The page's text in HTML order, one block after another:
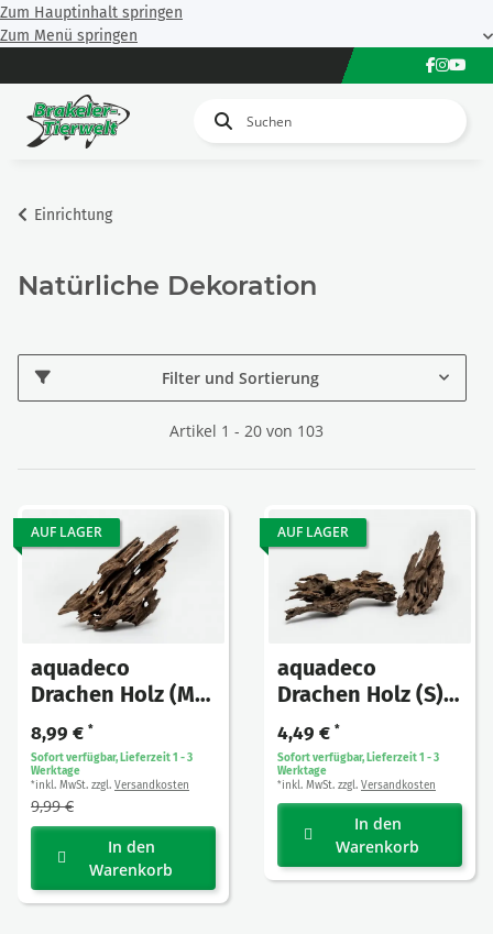
Zum Hauptinhalt springen
Zum Menü springen
Einrichtung
Natürliche Dekoration
Filter und Sortierung
Artikel 1 - 20 von 103
AUF LAGER
aquadeco
Drachen Holz (M)
0,35-0,6kg 1 Stück
8,99 € *
Sofort verfügbar, Lieferzeit 1 - 3
Werktage
*inkl. MwSt. zzgl. Versandkosten
9,99 €
In den
Warenkorb
AUF LAGER
aquadeco
Drachen Holz (S)
0,1-0,25kg 1 Stück
4,49 € *
Sofort verfügbar, Lieferzeit 1 - 3
Werktage
*inkl. MwSt. zzgl. Versandkosten
In den
Warenkorb